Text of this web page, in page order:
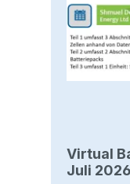
Virtual
Juli 2026